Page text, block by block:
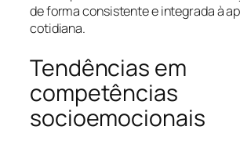
de forma consistente e integrada à
cotidiana.
Tendências em
competências
socioemocionais